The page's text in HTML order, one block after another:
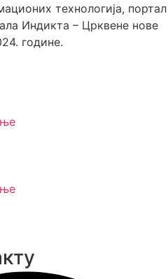
технологија, портал
Индикта – Црквене нове
године.